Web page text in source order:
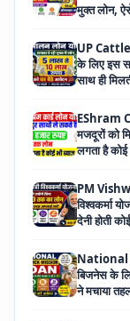
मजदूरों को
लगता है कोई
विश्वकर्मा
देनी होती
बिजनेस के
ने मचाया
59
से मिनटों में